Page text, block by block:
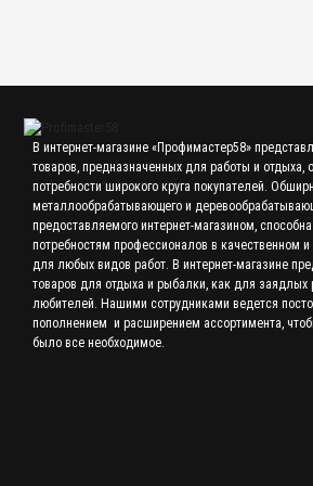
В интернет-магазине «Профимастер58»
товаров, предназначенных для работы и отдыха,
потребности широкого круга покупателей.
металлообрабатывающего и
предоставляемого интернет-магазином,
потребностям профессионалов в качественном
для любых видов работ. В интернет-магазине
товаров для отдыха и рыбалки, как для заядлых
любителей. Нашими сотрудниками ведется
пополнением и расширением ассортимента,
было все необходимое.